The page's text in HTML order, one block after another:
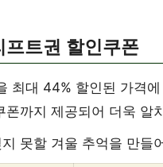
프트권 할인쿠폰
최대 44% 할인된 가격
폰까지 제공되어 더욱 알
못할 겨울 추억을 만들